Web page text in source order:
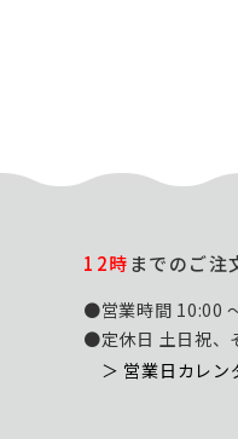
12時までのご注
●営業時間 10:00
●定休日 土日祝、
＞ 営業日カレン